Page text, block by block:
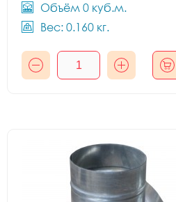
Объём 0 куб.м.
Вес: 0.160 кг.